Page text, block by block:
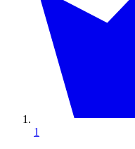
1